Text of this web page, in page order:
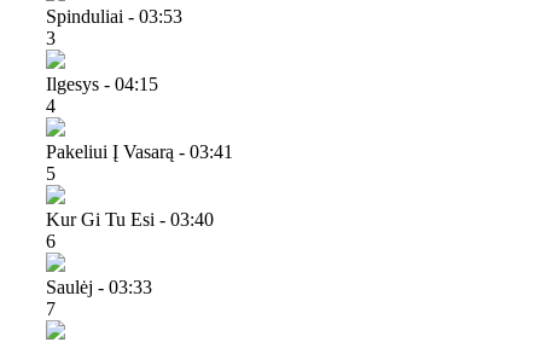
Spinduliai - 03:53
3
Ilgesys - 04:15
4
Pakeliui Į Vasarą - 03:41
5
Kur Gi Tu Esi - 03:40
6
Saulėj - 03:33
7